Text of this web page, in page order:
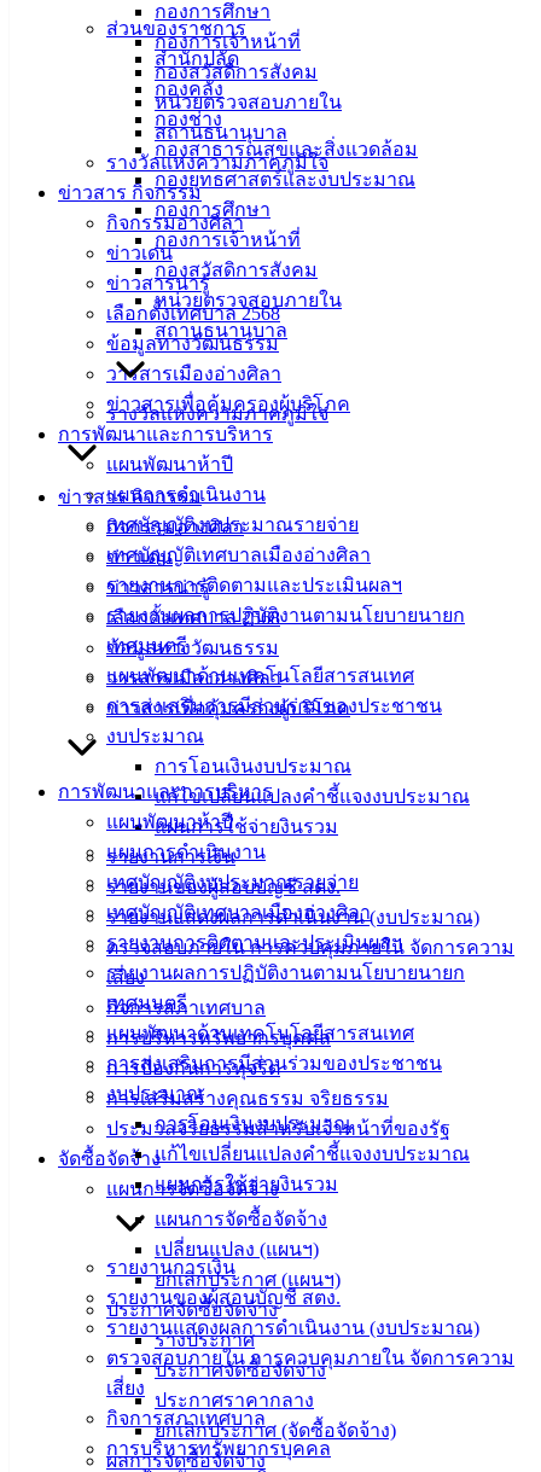
กองการศึกษา
กองการเจ้าหน้าที่
กองสวัสดิการสังคม
หน่วยตรวจสอบภายใน
สถานธนานุบาล
รางวัลแห่งความภาคภูมิใจ
ข่าวสาร กิจกรรม
กิจกรรมอ่างศิลา
ข่าวเด่น
ข่าวสารน่ารู้
เลือกตั้งเทศบาล 2568
ข้อมูลทางวัฒนธรรม
วารสารเมืองอ่างศิลา
ข่าวสารเพื่อคุ้มครองผู้บริโภค
การพัฒนาและการบริหาร
แผนพัฒนาห้าปี
แผนการดำเนินงาน
เทศบัญญัติงบประมาณรายจ่าย
เทศบัญญัติเทศบาลเมืองอ่างศิลา
รายงานการติดตามและประเมินผลฯ
รายงานผลการปฏิบัติงานตามนโยบายนายก
เทศมนตรี
แผนพัฒนาด้านเทคโนโลยีสารสนเทศ
การส่งเสริมการมีส่วนร่วมของประชาชน
งบประมาณ
การโอนเงินงบประมาณ
แก้ไขเปลี่ยนแปลงคำชี้แจงงบประมาณ
แผนการใช้จ่ายงินรวม
รายงานการเงิน
รายงานของผู้สอบบัญชี สตง.
รายงานแสดงผลการดำเนินงาน (งบประมาณ)
ตรวจสอบภายใน การควบคุมภายใน จัดการความ
เสี่ยง
กิจการสภาเทศบาล
การบริหารทรัพยากรบุคคล
การป้องกันการทุจริต
การเสริมสร้างคุณธรรม จริยธรรม
ประมวลจริยธรรมสำหรับเจ้าหน้าที่ของรัฐ
จัดซื้อจัดจ้าง
แผนการจัดซื้อจัดจ้าง
แผนการจัดซื้อจัดจ้าง
เปลี่ยนแปลง (แผนฯ)
ยกเลิกประกาศ (แผนฯ)
ประกาศจัดซื้อจัดจ้าง
ร่างประกาศ
ประกาศจัดซื้อจัดจ้าง
ประกาศราคากลาง
ยกเลิกประกาศ (จัดซื้อจัดจ้าง)
ผลการจัดซื้อจัดจ้าง
ส่วนของราชการ
สำนักปลัด
กองคลัง
กองช่าง
กองสาธารณสุขและสิ่งแวดล้อม
กองยุทธศาสตร์และงบประมาณ
กองการศึกษา
กองการเจ้าหน้าที่
กองสวัสดิการสังคม
หน่วยตรวจสอบภายใน
สถานธนานุบาล
รางวัลแห่งความภาคภูมิใจ
ข่าวสาร กิจกรรม
กิจกรรมอ่างศิลา
ข่าวเด่น
ข่าวสารน่ารู้
เลือกตั้งเทศบาล 2568
ข้อมูลทางวัฒนธรรม
วารสารเมืองอ่างศิลา
ข่าวสารเพื่อคุ้มครองผู้บริโภค
การพัฒนาและการบริหาร
แผนพัฒนาห้าปี
แผนการดำเนินงาน
เทศบัญญัติงบประมาณรายจ่าย
เทศบัญญัติเทศบาลเมืองอ่างศิลา
รายงานการติดตามและประเมินผลฯ
รายงานผลการปฏิบัติงานตามนโยบายนายก
เทศมนตรี
แผนพัฒนาด้านเทคโนโลยีสารสนเทศ
การส่งเสริมการมีส่วนร่วมของประชาชน
งบประมาณ
การโอนเงินงบประมาณ
แก้ไขเปลี่ยนแปลงคำชี้แจงงบประมาณ
แผนการใช้จ่ายงินรวม
รายงานการเงิน
รายงานของผู้สอบบัญชี สตง.
รายงานแสดงผลการดำเนินงาน (งบประมาณ)
ตรวจสอบภายใน การควบคุมภายใน จัดการความ
เสี่ยง
กิจการสภาเทศบาล
การบริหารทรัพยากรบุคคล
ม.3 ต.เสม็ด
อ.เมือง จ.ชลบุรี
038-
142-100-104
บริการ
ประชาชน
ดาวน์โหลด
ฟอร์ม,
เอกสาร
สำหรับ
ประชาชน/
คู่มือการ
ปฏิบัติ
ข่าวสาร
น่ารู้
ข้อมูล
ข่าวสาร
อิเล็กทรอนิกส์
ความรู้
(Knowledge
Management)
เทศบาล
เทศบาล
ผู้บริหาร
และ
หัวหน้า
ราชการ
สภา